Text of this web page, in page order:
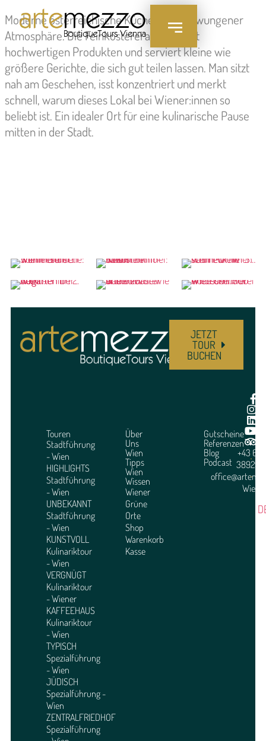
springen
Moderne österreichische Küche in ungezwungener
Atmosphäre. Die Feinkosterei arbeitet mit
hochwertigen Produkten und serviert kleine wie
größere Gerichte, die sich gut teilen lassen. Man sitzt
nah am Geschehen, isst konzentriert und merkt
schnell, warum dieses Lokal bei Wiener:innen so
beliebt ist. Ein idealer Ort für eine kulinarische Pause
mitten in der Stadt.
JETZT
TOUR
BUCHEN
Touren
Stadtführung
- Wien
HIGHLIGHTS
Stadtführung
- Wien
UNBEKANNT
Stadtführung
- Wien
KUNSTVOLL
Kulinariktour
- Wien
VERGNÜGT
Kulinariktour
- Wiener
KAFFEEHAUS
Kulinariktour
- Wien
TYPISCH
Spezialführung
- Wien
JÜDISCH
Spezialführung -
Wien
ZENTRALFRIEDHOF
Spezialführung
Über
Uns
Wien
Tipps
Wien
Wissen
Wiener
Grüne
Orte
Shop
Warenkorb
Kasse
Gutscheine
Referenzen
Blog
Podcast
+43 664
3892951
Wien